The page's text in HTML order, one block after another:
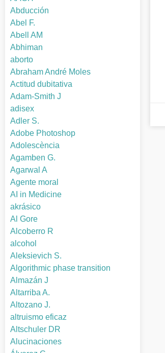
Abducción
Abel F.
Abell AM
Abhiman
aborto
Abraham André Moles
Actitud dubitativa
Adam-Smith J
adisex
Adler S.
Adobe Photoshop
Adolescència
Agamben G.
Agarwal A
Agente moral
AI in Medicine
akrásico
Al Gore
Alcoberro R
alcohol
Aleksievich S.
Algorithmic phase transition
Almazán J
Altarriba A.
Altozano J.
altruismo eficaz
Altschuler DR
Alucinaciones